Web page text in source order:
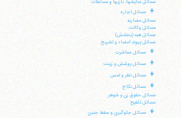
مسائل نمایشها، بازیها و مسابقات
+
مسائل اجاره
مسائل مضاربه
مسائل وکالت
مسائل هبه (بخشش)
مسائل پیوند اعضاء و تشریح
+ مسائل معاشرت
+ مسائل پوشش و زینت
+ مسائل نظر و لمس
+
مسائل نکاح
مسائل حقوق زن و شوهر
مسائل تلقیح
+
مسائل جلوگیری و سقط جنین